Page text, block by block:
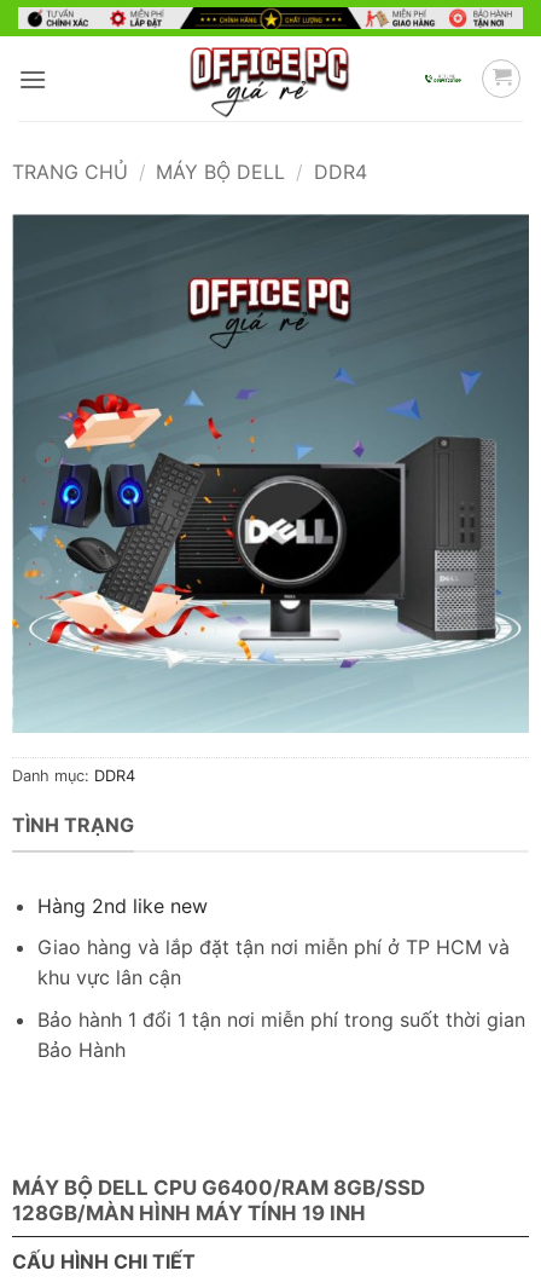
Bỏ
qua
nội
TRANG CHỦ / MÁY BỘ DELL / DDR4
Danh mục: DDR4
TÌNH TRẠNG
Hàng 2nd like new
Giao hàng và lắp đặt tận nơi miễn phí ở TP HCM và
khu vực lân cận
Bảo hành 1 đổi 1 tận nơi miễn phí trong suốt thời gian
Bảo Hành
MÁY BỘ DELL CPU G6400/RAM 8GB/SSD
128GB/MÀN HÌNH MÁY TÍNH 19 INH
CẤU HÌNH CHI TIẾT